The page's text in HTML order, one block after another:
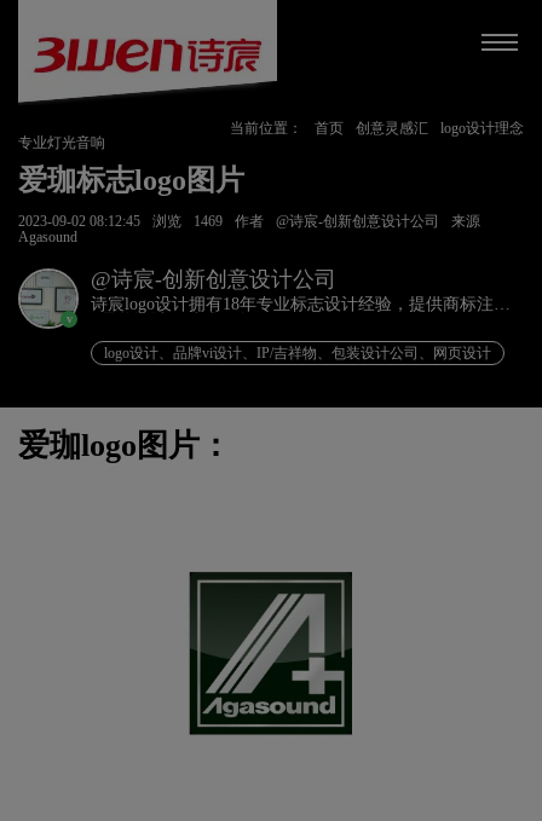
当前位置： 首页 创意灵感汇
logo设计理念
专业灯光音响
爱珈标志logo图片
2023-09-02 08:12:45 浏览 1469 作者 @诗宸-创新创意设计公司
来源
Agasound
v
@诗宸-创新创意设计公司
诗宸logo设计拥有18年专业标志设计经验，提供商标注册
logo设计、品牌vi设计、IP/吉祥物、包装设计公司、网页设计
爱珈logo图片：